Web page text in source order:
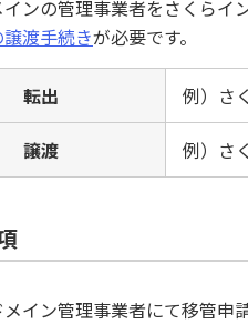
ンの管理事業者をさくらイ
渡手続きが必要です。
転出 例）さ
譲渡 例）さ
イン管理事業者にて移管申